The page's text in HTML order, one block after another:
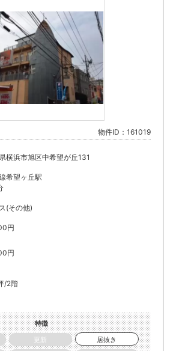
物件ID：161019
横浜市旭区中希望が丘131
希望ヶ丘駅
(その他)
円
円
/2階
特徴
更新
居抜き